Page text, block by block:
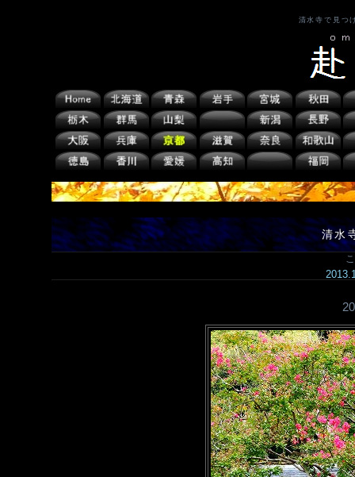
清水寺で見つ
清水